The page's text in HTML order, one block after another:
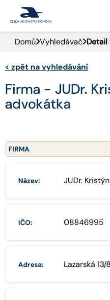
PORTÁL ČAK
DOMŮ
AKTUALITY
PRO VEŘEJNOST
Domů Vyhledávač
< zpět na vyhledávání
Firma - JUDr.
advokátka
FIRMA
Název: JUDr.
IČO: 08846995
Adresa: Lazarská